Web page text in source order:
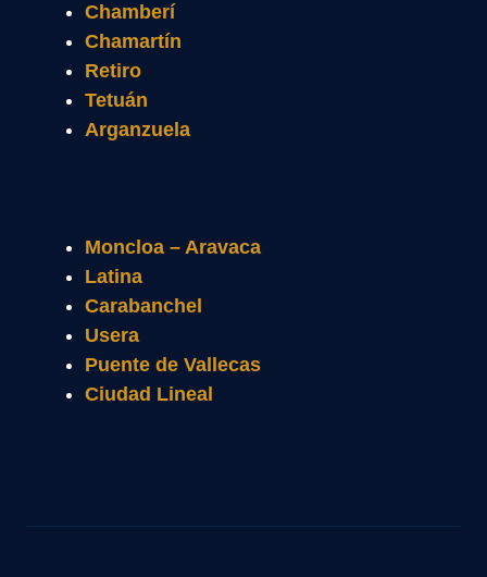
Chamberí
Chamartín
Retiro
Tetuán
Arganzuela
Moncloa – Aravaca
Latina
Carabanchel
Usera
Puente de Vallecas
Ciudad Lineal